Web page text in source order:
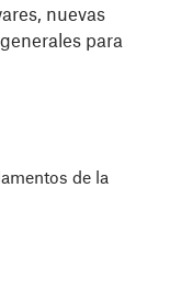
nuevas
para
de la